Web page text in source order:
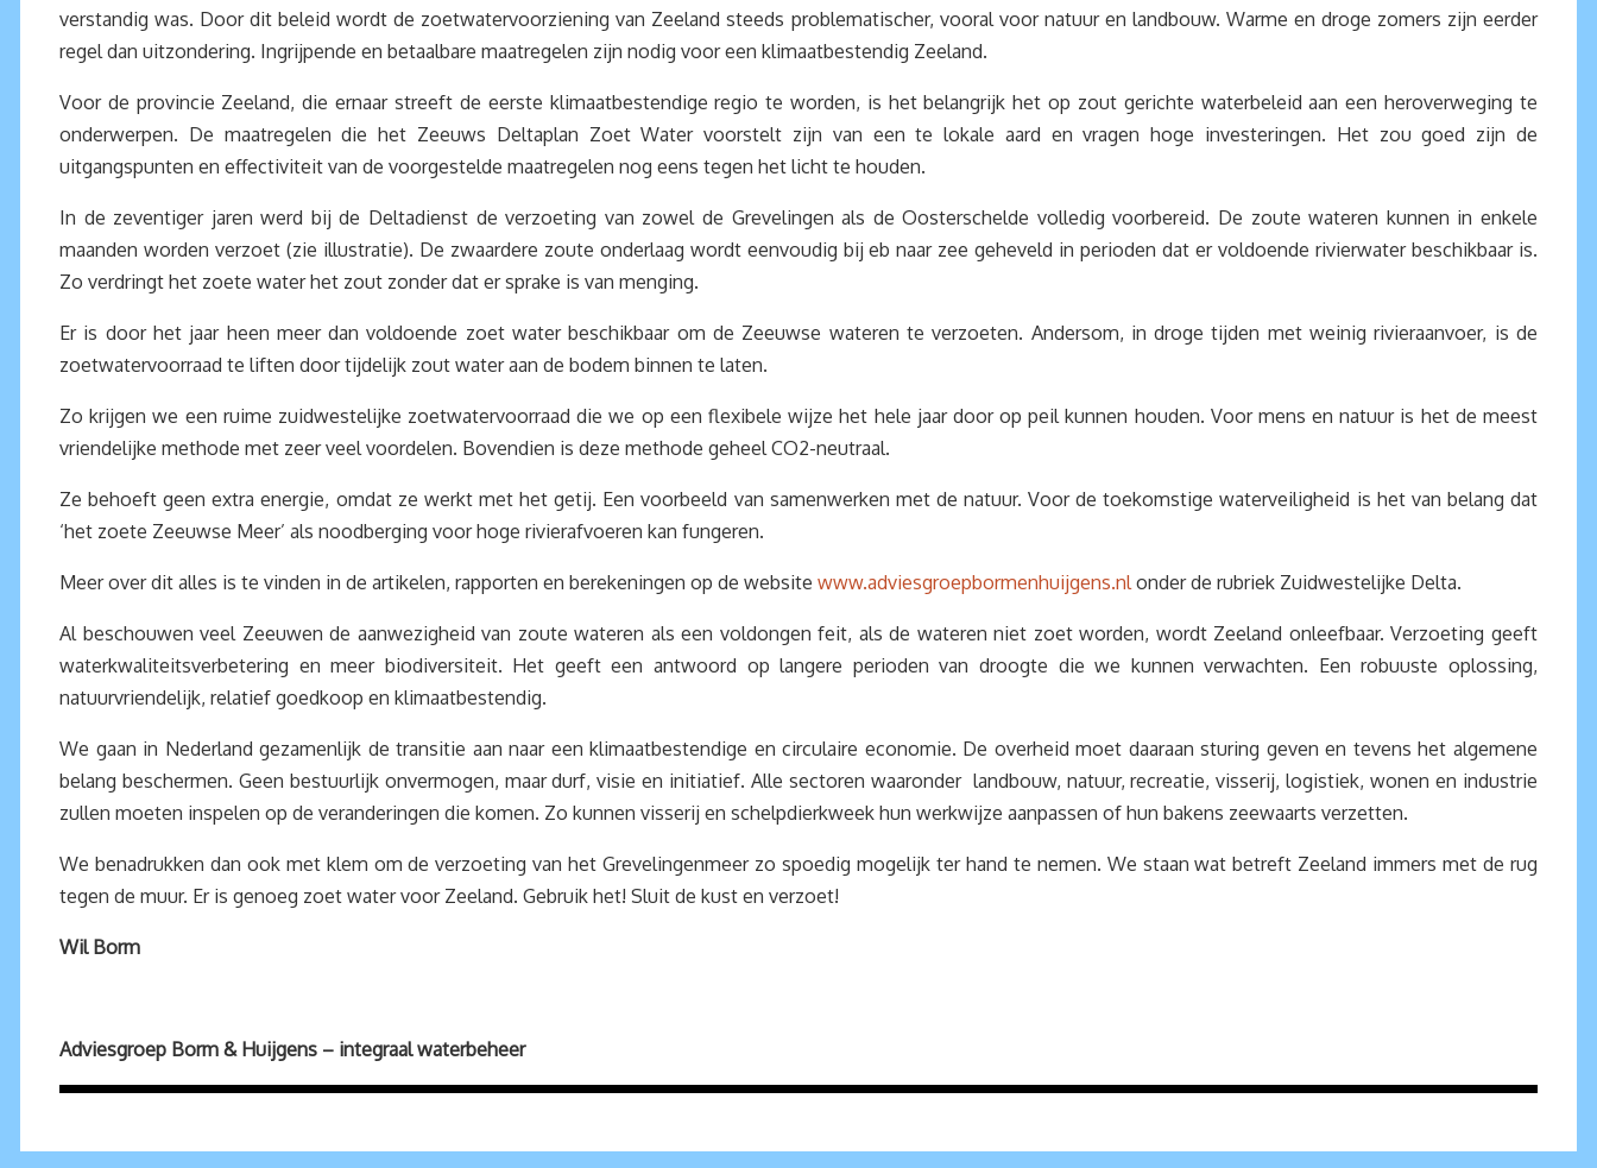
verstandig was. Door dit beleid wordt de zoetwatervoorziening van Zeeland steeds problematischer, vooral voor natuur en landbouw. Warme en droge zomers zijn eerder
regel dan uitzondering. Ingrijpende en betaalbare maatregelen zijn nodig voor een klimaatbestendig Zeeland.
Voor de provincie Zeeland, die ernaar streeft de eerste klimaatbestendige regio te worden, is het belangrijk het op zout gerichte waterbeleid aan een heroverweging te
onderwerpen. De maatregelen die het Zeeuws Deltaplan Zoet Water voorstelt zijn van een te lokale aard en vragen hoge investeringen. Het zou goed zijn de
uitgangspunten en effectiviteit van de voorgestelde maatregelen nog eens tegen het licht te houden.
In de zeventiger jaren werd bij de Deltadienst de verzoeting van zowel de Grevelingen als de Oosterschelde volledig voorbereid. De zoute wateren kunnen in enkele
maanden worden verzoet (zie illustratie). De zwaardere zoute onderlaag wordt eenvoudig bij eb naar zee geheveld in perioden dat er voldoende rivierwater beschikbaar is.
Zo verdringt het zoete water het zout zonder dat er sprake is van menging.
Er is door het jaar heen meer dan voldoende zoet water beschikbaar om de Zeeuwse wateren te verzoeten. Andersom, in droge tijden met weinig rivieraanvoer, is de
zoetwatervoorraad te liften door tijdelijk zout water aan de bodem binnen te laten.
Zo krijgen we een ruime zuidwestelijke zoetwatervoorraad die we op een flexibele wijze het hele jaar door op peil kunnen houden. Voor mens en natuur is het de meest
vriendelijke methode met zeer veel voordelen. Bovendien is deze methode geheel CO2-neutraal.
Ze behoeft geen extra energie, omdat ze werkt met het getij. Een voorbeeld van samenwerken met de natuur. Voor de toekomstige waterveiligheid is het van belang dat
‘het zoete Zeeuwse Meer’ als noodberging voor hoge rivierafvoeren kan fungeren.
Meer over dit alles is te vinden in de artikelen, rapporten en berekeningen op de website www.adviesgroepbormenhuijgens.nlonder de rubriek Zuidwestelijke Delta.
Al beschouwen veel Zeeuwen de aanwezigheid van zoute wateren als een voldongen feit, als de wateren niet zoet worden, wordt Zeeland onleefbaar. Verzoeting geeft
waterkwaliteitsverbetering en meer biodiversiteit. Het geeft een antwoord op langere perioden van droogte die we kunnen verwachten. Een robuuste oplossing,
natuurvriendelijk, relatief goedkoop en klimaatbestendig.
We gaan in Nederland gezamenlijk de transitie aan naar een klimaatbestendige en circulaire economie. De overheid moet daaraan sturing geven en tevens het algemene
belang beschermen. Geen bestuurlijk onvermogen, maar durf, visie en initiatief. Alle sectoren waaronder landbouw, natuur, recreatie, visserij, logistiek, wonen en industrie
zullen moeten inspelen op de veranderingen die komen. Zo kunnen visserij en schelpdierkweek hun werkwijze aanpassen of hun bakens zeewaarts verzetten.
We benadrukken dan ook met klem om de verzoeting van het Grevelingenmeer zo spoedig mogelijk ter hand te nemen. We staan wat betreft Zeeland immers met de rug
tegen de muur. Er is genoeg zoet water voor Zeeland. Gebruik het! Sluit de kust en verzoet!
Wil Borm
Adviesgroep Borm & Huijgens – integraal waterbeheer